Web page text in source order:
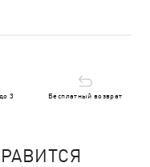
3
Бесплатный возврат